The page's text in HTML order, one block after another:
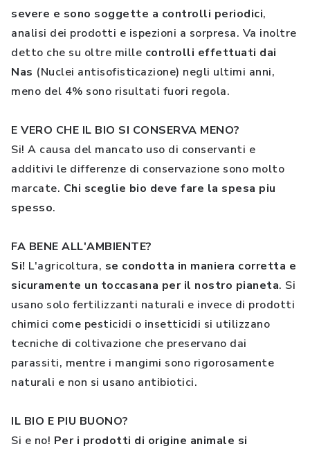
severe e sono soggette a controlli periodici,
analisi dei prodotti e ispezioni a sorpresa. Va inoltre
detto che su oltre mille controlli effettuati dai
Nas (Nuclei antisofisticazione) negli ultimi anni,
meno del 4% sono risultati fuori regola.
E VERO CHE IL BIO SI CONSERVA MENO?
Si! A causa del mancato uso di conservanti e
additivi le differenze di conservazione sono molto
marcate. Chi sceglie bio deve fare la spesa piu
spesso.
FA BENE ALL'AMBIENTE?
Si! L'agricoltura, se condotta in maniera corretta e
sicuramente un toccasana per il nostro pianeta. Si
usano solo fertilizzanti naturali e invece di prodotti
chimici come pesticidi o insetticidi si utilizzano
tecniche di coltivazione che preservano dai
parassiti, mentre i mangimi sono rigorosamente
naturali e non si usano antibiotici.
IL BIO E PIU BUONO?
Si e no! Per i prodotti di origine animale si